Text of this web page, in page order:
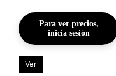
Para ver precios,
inicia sesión
Ver